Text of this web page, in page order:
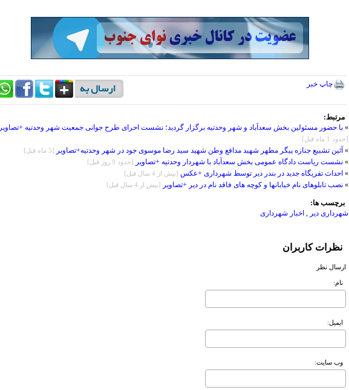
چاپ خبر
مرتبط:
» با حضور مسئولین بخش سعدآباد و شهر وحدتیه برگزار گردید؛ نشست احرای طرح جوانی جمعیت شهر وحدتیه +تصاویر
[حدود 1 ماه قبل]
» آئین تشییع جنازه پیگر مطهر شهید مدافع وطن شهید سید رضا موسوی جود در شهر وحدتیه+تصاویر [5 ماه قبل]
» نشست ریاست دادگاه عمومی بخش سعدآباد با شهردار وحدتیه +تصاویر [حدود 9 روز قبل]
» احداث تفریگاه جدید در بندر دیر توسط شهرداری +عکس [بيش از 4 سال قبل]
» نصب تابلوهای نام خیابانها و کوچه های فاقد نام در دیر +تصاویر [بيش از 4 سال قبل]
برچسب ها:
شهرداری دیر , اخبار شهرداری
نظرات کاربران
ارسال نظر
نام:
ايميل:
وب سايت: